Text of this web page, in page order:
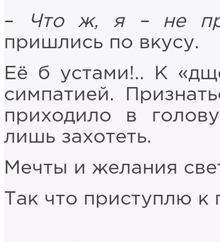
–
Что ж, я – не
пришлись по вкусу.
Её б устами!.. К
симпатией.
приходило в
лишь захотеть.
Мечты и желания
Так что приступлю